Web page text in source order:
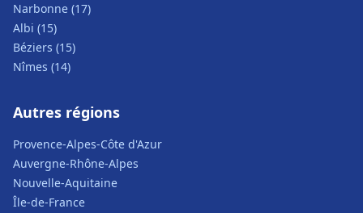
Narbonne (17)
Albi (15)
Béziers (15)
Nîmes (14)
Autres régions
Provence-Alpes-Côte d'Azur
Auvergne-Rhône-Alpes
Nouvelle-Aquitaine
Île-de-France